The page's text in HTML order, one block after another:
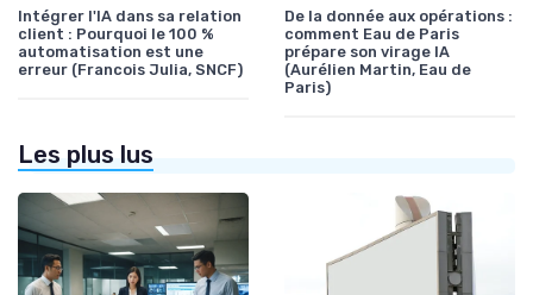
Intégrer l'IA dans sa relation
client : Pourquoi le 100 %
automatisation est une
erreur (Francois Julia, SNCF)
De la donnée aux opérations :
comment Eau de Paris
prépare son virage IA
(Aurélien Martin, Eau de
Paris)
Les plus lus